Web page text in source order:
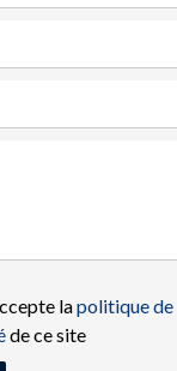
lapolitique de
de ce site